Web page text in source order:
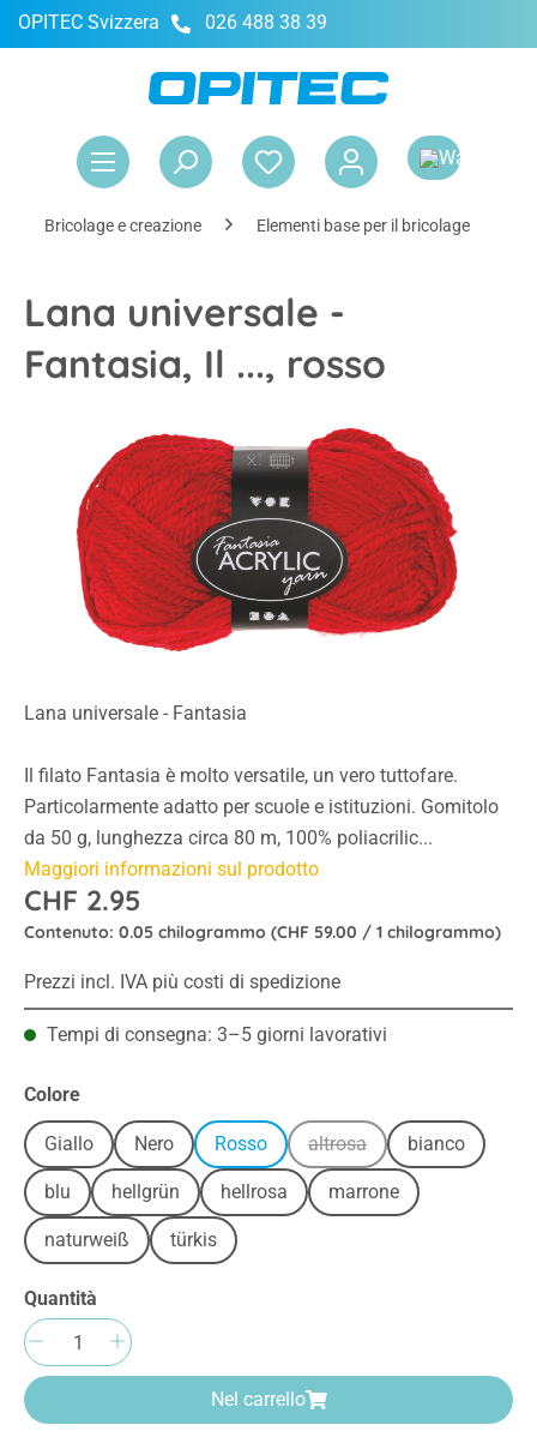
principale
OPITEC Svizzera 026 488 38 39
Bricolage e creazione Elementi base per il bricolage
Lana universale -
Fantasia, Il ..., rosso
Lana universale - Fantasia
Il filato Fantasia è molto versatile, un vero tuttofare.
Particolarmente adatto per scuole e istituzioni. Gomitolo
da 50 g, lunghezza circa 80 m, 100% poliacrilic...
Maggiori informazioni sul prodotto
CHF 2.95
Contenuto: 0.05 chilogrammo (CHF 59.00 / 1 chilogrammo)
Prezzi incl. IVA più costi di spedizione
Tempi di consegna: 3–5 giorni lavorativi
Seleziona
Colore
Giallo Nero Rosso altrosa(Questa opzione non è al
bianco
blu hellgrün hellrosa marrone
naturweiß türkis
Quantità
Quantità del prodotto: inserisci la quantità
Nel carrello